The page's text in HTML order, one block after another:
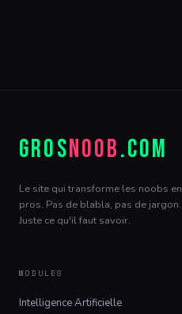
GROSNOOB.COM
Le site qui transforme les noobs en
pros. Pas de blabla, pas de jargon.
Juste ce qu'il faut savoir.
MODULES
Intelligence Artificielle